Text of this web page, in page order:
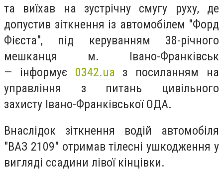
та виїхав на зустрічну смугу руху, де
допустив зіткнення із автомобілем "Форд
Фієста", під керуванням 38-річного
мешканця м. Івано-Франківськ
— інформує 0342.ua з посиланням на
управління з питань цивільного
захисту Івано-Франківської ОДА.
Внаслідок зіткнення водій автомобіля
"ВАЗ 2109" отримав тілесні ушкодження у
вигляді ссадини лівої кінцівки.